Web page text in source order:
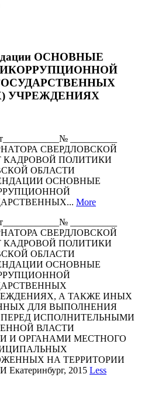
ОСНОВНЫЕ
УЧРЕЖДЕНИЯХ
__________
СВЕРДЛОВСКОЙ
КАДРОВОЙ ПОЛИТИКИ
ОБЛАСТИ
ОСНОВНЫЕ
More
__________
СВЕРДЛОВСКОЙ
КАДРОВОЙ ПОЛИТИКИ
ОБЛАСТИ
ОСНОВНЫЕ
А ТАКЖЕ ИНЫХ
ДЛЯ ВЫПОЛНЕНИЯ
ИСПОЛНИТЕЛЬНЫМИ
ВЛАСТИ
И ОРГАНАМИ МЕСТНОГО
НА ТЕРРИТОРИИ
2015 Less